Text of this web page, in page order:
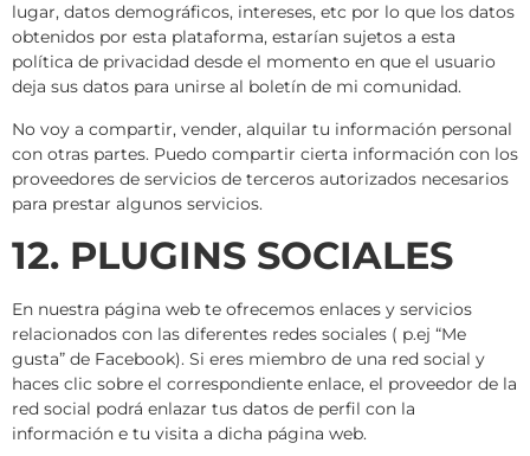
lugar, datos demográficos, intereses, etc por lo que los datos
obtenidos por esta plataforma, estarían sujetos a esta
política de privacidad desde el momento en que el usuario
deja sus datos para unirse al boletín de mi comunidad.
No voy a compartir, vender, alquilar tu información personal
con otras partes. Puedo compartir cierta información con los
proveedores de servicios de terceros autorizados necesarios
para prestar algunos servicios.
12. PLUGINS SOCIALES
En nuestra página web te ofrecemos enlaces y servicios
relacionados con las diferentes redes sociales ( p.ej “Me
gusta” de Facebook). Si eres miembro de una red social y
haces clic sobre el correspondiente enlace, el proveedor de la
red social podrá enlazar tus datos de perfil con la
información e tu visita a dicha página web.